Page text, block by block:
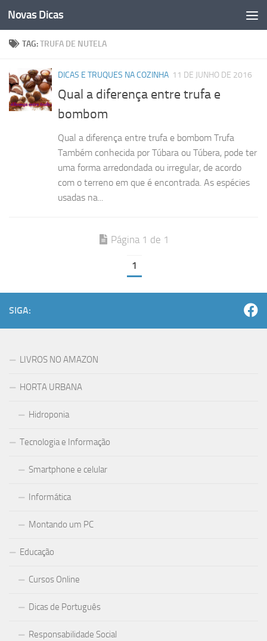
Skip to content
Novas Dicas
TAG:TRUFA DE NUTELA
DICAS E TRUQUES NA COZINHA 11 DE JUNHO DE 2016
Qual a diferença entre trufa e
bombom
Qual a diferença entre trufa e bombom Trufa
Também conhecida por Túbara ou Túbera, pode ter
uma forma arredondada ou irregular, de acordo
com o terreno em que é encontrada. As espécies
usadas na...
Página 1 de 1
1
SIGA:
LIVROS NO AMAZON
HORTA URBANA
Hidroponia
Tecnologia e Informação
Smartphone e celular
Informática
Montando um PC
Educação
Cursos Online
Dicas de Português
Responsabilidade Social